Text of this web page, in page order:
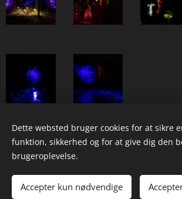
Visitfacebook Cookies
Dette websted bruger cookies for at sikre
funktion, sikkerhed og for at give dig den
brugeroplevelse.
Accepter kun nødvendige